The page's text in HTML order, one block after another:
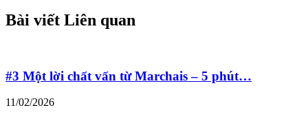
Bài viết Liên quan
#3 Một lời chất vấn từ Marchais – 5 phút…
11/02/2026